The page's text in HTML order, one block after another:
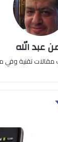
عبد الله
مقالات تقنية وفي